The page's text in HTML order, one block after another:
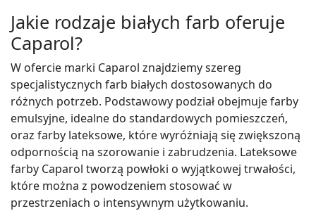
Jakie rodzaje białych farb oferuje
Caparol?
W ofercie marki Caparol znajdziemy szereg
specjalistycznych farb białych dostosowanych do
różnych potrzeb. Podstawowy podział obejmuje farby
emulsyjne, idealne do standardowych pomieszczeń,
oraz farby lateksowe, które wyróżniają się zwiększoną
odpornością na szorowanie i zabrudzenia. Lateksowe
farby Caparol tworzą powłoki o wyjątkowej trwałości,
które można z powodzeniem stosować w
przestrzeniach o intensywnym użytkowaniu.